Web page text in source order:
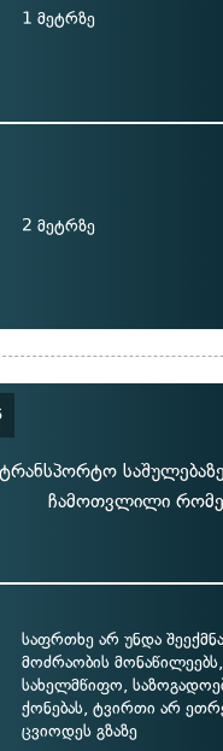
1 მეტრზე
2 მეტრზე
ჩამოთვლილი
საფრთხე არ უნდა
მოძრაობის
სახელმწიფო,
ქონებას, ტვირთი არ
ცვიოდეს გზაზე